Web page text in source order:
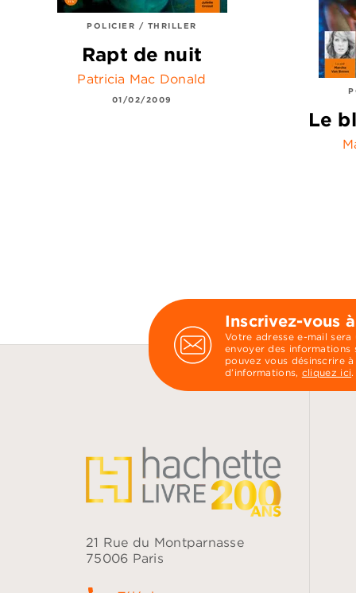
POLICIER / THRILLER
Rapt de nuit
Patricia Mac Donald
01/02/2009
Le
Inscrivez-vous
Votre adresse e-mail
envoyer des informations
pouvez vous désinscrire
d’informations, cliquez ici.
21 Rue du Montparnasse
75006 Paris